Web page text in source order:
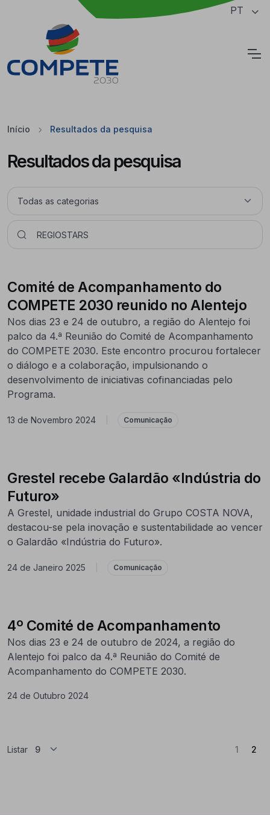
Saltar para o conteúdo principal da página PT
Início Resultados da pesquisa
Resultados da pesquisa
Comité de Acompanhamento do
COMPETE 2030 reunido no Alentejo
Nos dias 23 e 24 de outubro, a região do Alentejo foi
palco da 4.ª Reunião do Comité de Acompanhamento
do COMPETE 2030. Este encontro procurou fortalecer
o diálogo e a colaboração, impulsionando o
desenvolvimento de iniciativas cofinanciadas pelo
Programa.
13 de Novembro 2024 Comunicação
Grestel recebe Galardão «Indústria do
Futuro»
A Grestel, unidade industrial do Grupo COSTA NOVA,
destacou-se pela inovação e sustentabilidade ao vencer
o Galardão «Indústria do Futuro».
24 de Janeiro 2025 Comunicação
4º Comité de Acompanhamento
Nos dias 23 e 24 de outubro de 2024, a região do
Alentejo foi palco da 4.ª Reunião do Comité de
Acompanhamento do COMPETE 2030.
24 de Outubro 2024
Listar 1 2